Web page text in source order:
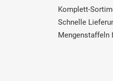
Komplett-
Schnelle
Mengenstaffeln